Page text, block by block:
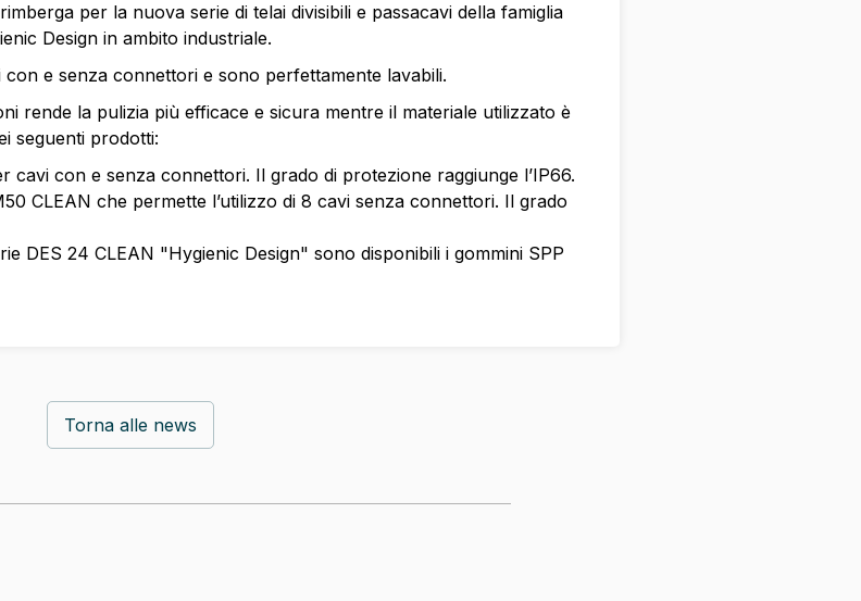
per la nuova serie di telai divisibili e passacavi della famiglia
Design in ambito industriale.
e senza connettori e sono perfettamente lavabili.
rende la pulizia più efficace e sicura mentre il materiale utilizzato è
seguenti prodotti:
cavi con e senza connettori. Il grado di protezione raggiunge l’IP66.
CLEAN che permette l’utilizzo di 8 cavi senza connettori. Il grado
DES 24 CLEAN "Hygienic Design" sono disponibili i gommini SPP
Torna alle news